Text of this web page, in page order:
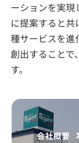
ーションを実
に提案すると
種サービスを進
創出することで
す。
会社概要